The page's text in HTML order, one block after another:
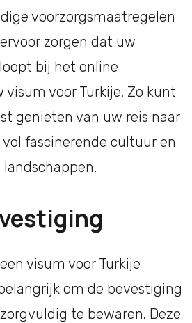
voorzorgsmaatregelen
zorgen dat uw
bij het online
visum voor Turkije. Zo kunt
genieten van uw reis naar
fascinerende cultuur en
visum voor Turkije
om de bevestiging
te bewaren. Deze